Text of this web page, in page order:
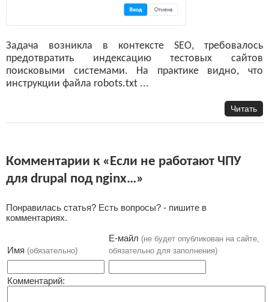
Задача возникла в контексте SEO, требовалось
предотвратить индексацию тестовых сайтов
поисковыми системами. На практике видно, что
инструкции файла robots.txt ...
Читать
Комментарии к «Если не работают ЧПУ
для drupal под nginx…»
Понравилась статья? Есть вопросы? - пишите в
комментариях.
Имя (обязательно)
Е-майл (не будет опубликован на сайте,
обязательно для заполнения)
Комментарий: